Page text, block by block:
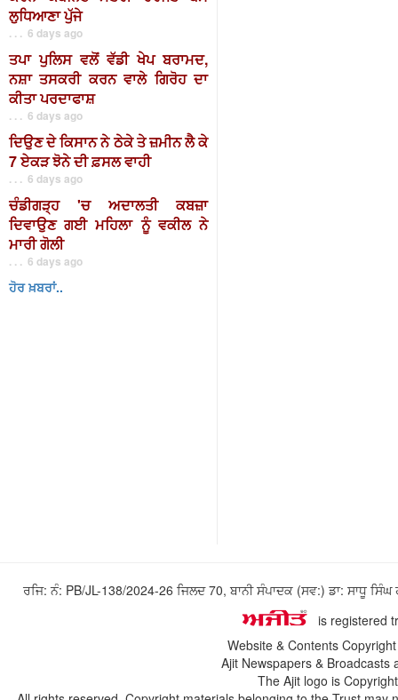
ਲੁਧਿਆਣਾ ਪੁੱਜੇ
. . . 6 days ago
ਤਪਾ ਪੁਲਿਸ ਵਲੋਂ ਵੱਡੀ ਖੇਪ ਬਰਾਮਦ,
ਨਸ਼ਾ ਤਸਕਰੀ ਕਰਨ ਵਾਲੇ ਗਿਰੋਹ ਦਾ
ਕੀਤਾ ਪਰਦਾਫਾਸ਼
. . . 6 days ago
ਦਿਉਣ ਦੇ ਕਿਸਾਨ ਨੇ ਠੇਕੇ ਤੇ ਜ਼ਮੀਨ ਲੈ ਕੇ
7 ਏਕੜ ਝੋਨੇ ਦੀ ਫ਼ਸਲ ਵਾਹੀ
. . . 6 days ago
ਚੰਡੀਗੜ੍ਹ 'ਚ ਅਦਾਲਤੀ ਕਬਜ਼ਾ
ਦਿਵਾਉਣ ਗਈ ਮਹਿਲਾ ਨੂੰ ਵਕੀਲ ਨੇ
ਮਾਰੀ ਗੋਲੀ
. . . 6 days ago
ਹੋਰ ਖ਼ਬਰਾਂ..
ਰਜਿ: ਨੰ: PB/JL-138/2024-26 ਜਿਲਦ 70, ਬਾਨੀ ਸੰਪਾਦਕ (ਸਵ:) ਡਾ: ਸਾਧੂ
is registered
Website & Contents
Ajit Newspapers &
The Ajit logo is